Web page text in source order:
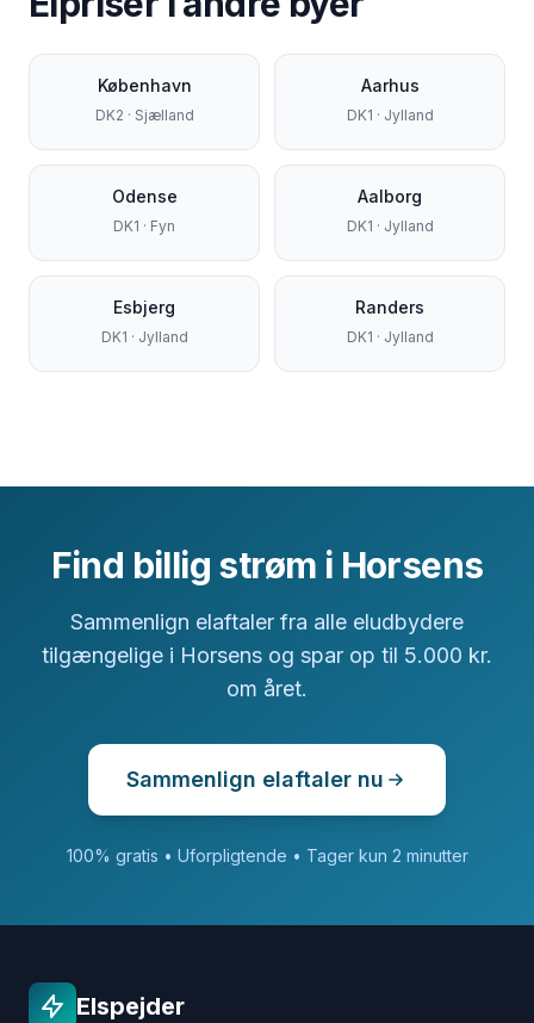
København
DK2 · Sjælland
Aarhus
DK1 · Jylland
Odense
DK1 · Fyn
Aalborg
DK1 · Jylland
Esbjerg
DK1 · Jylland
Randers
DK1 · Jylland
Find billig strøm i Horsens
Sammenlign elaftaler fra alle eludbydere
tilgængelige i Horsens og spar op til 5.000 kr.
om året.
Sammenlign elaftaler nu
100% gratis • Uforpligtende • Tager kun 2 minutter
Elspejder